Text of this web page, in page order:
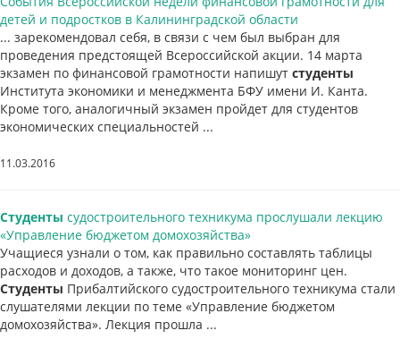
детей и подростков в Калининградской области
... зарекомендовал себя, в связи с чем был выбран для
проведения предстоящей Всероссийской акции. 14 марта
экзамен по финансовой грамотности напишут студенты
Института экономики и менеджмента БФУ имени И. Канта.
Кроме того, аналогичный экзамен пройдет для студентов
экономических специальностей ...
11.03.2016
Студенты судостроительного техникума прослушали лекцию
«Управление бюджетом домохозяйства»
Учащиеся узнали о том, как правильно составлять таблицы
расходов и доходов, а также, что такое мониторинг цен.
Студенты Прибалтийского судостроительного техникума стали
слушателями лекции по теме «Управление бюджетом
домохозяйства». Лекция прошла ...